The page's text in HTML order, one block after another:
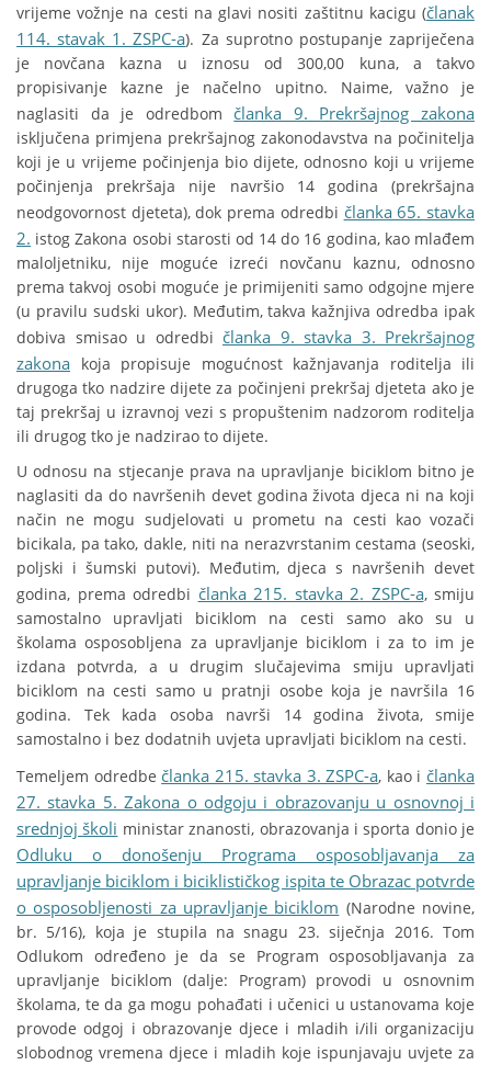
vrijeme vožnje na cesti na glavi nositi zaštitnu kacigu (članak
114. stavak 1. ZSPC-a). Za suprotno postupanje zapriječena
je novčana kazna u iznosu od 300,00 kuna, a takvo
propisivanje kazne je načelno upitno. Naime, važno je
naglasiti da je odredbom članka 9. Prekršajnog zakona
isključena primjena prekršajnog zakonodavstva na počinitelja
koji je u vrijeme počinjenja bio dijete, odnosno koji u vrijeme
počinjenja prekršaja nije navršio 14 godina (prekršajna
neodgovornost djeteta), dok prema odredbi članka 65. stavka
2. istog Zakona osobi starosti od 14 do 16 godina, kao mlađem
maloljetniku, nije moguće izreći novčanu kaznu, odnosno
prema takvoj osobi moguće je primijeniti samo odgojne mjere
(u pravilu sudski ukor). Međutim, takva kažnjiva odredba ipak
dobiva smisao u odredbi članka 9. stavka 3. Prekršajnog
zakona koja propisuje mogućnost kažnjavanja roditelja ili
drugoga tko nadzire dijete za počinjeni prekršaj djeteta ako je
taj prekršaj u izravnoj vezi s propuštenim nadzorom roditelja
ili drugog tko je nadzirao to dijete.
U odnosu na stjecanje prava na upravljanje biciklom bitno je
naglasiti da do navršenih devet godina života djeca ni na koji
način ne mogu sudjelovati u prometu na cesti kao vozači
bicikala, pa tako, dakle, niti na nerazvrstanim cestama (seoski,
poljski i šumski putovi). Međutim, djeca s navršenih devet
godina, prema odredbi članka 215. stavka 2. ZSPC-a, smiju
samostalno upravljati biciklom na cesti samo ako su u
školama osposobljena za upravljanje biciklom i za to im je
izdana potvrda, a u drugim slučajevima smiju upravljati
biciklom na cesti samo u pratnji osobe koja je navršila 16
godina. Tek kada osoba navrši 14 godina života, smije
samostalno i bez dodatnih uvjeta upravljati biciklom na cesti.
Temeljem odredbe članka 215. stavka 3. ZSPC-a, kao i članka
27. stavka 5. Zakona o odgoju i obrazovanju u osnovnoj i
srednjoj školi ministar znanosti, obrazovanja i sporta donio je
Odluku o donošenju Programa osposobljavanja za
upravljanje biciklom i biciklističkog ispita te Obrazac potvrde
o osposobljenosti za upravljanje biciklom (Narodne novine,
br. 5/16), koja je stupila na snagu 23. siječnja 2016. Tom
Odlukom određeno je da se Program osposobljavanja za
upravljanje biciklom (dalje: Program) provodi u osnovnim
školama, te da ga mogu pohađati i učenici u ustanovama koje
provode odgoj i obrazovanje djece i mladih i/ili organizaciju
slobodnog vremena djece i mladih koje ispunjavaju uvjete za